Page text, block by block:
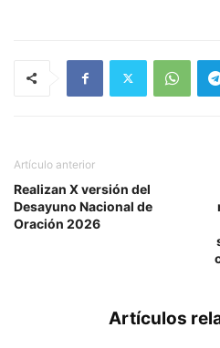
Artículo anterior
Realizan X versión del
Desayuno Nacional de
Oración 2026
Artículos